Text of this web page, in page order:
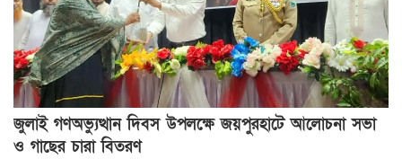
জুলাই গণঅভ্যুত্থান দিবস উপলক্ষে জয়পুরহাটে আলোচনা সভা
ও গাছের চারা বিতরণ